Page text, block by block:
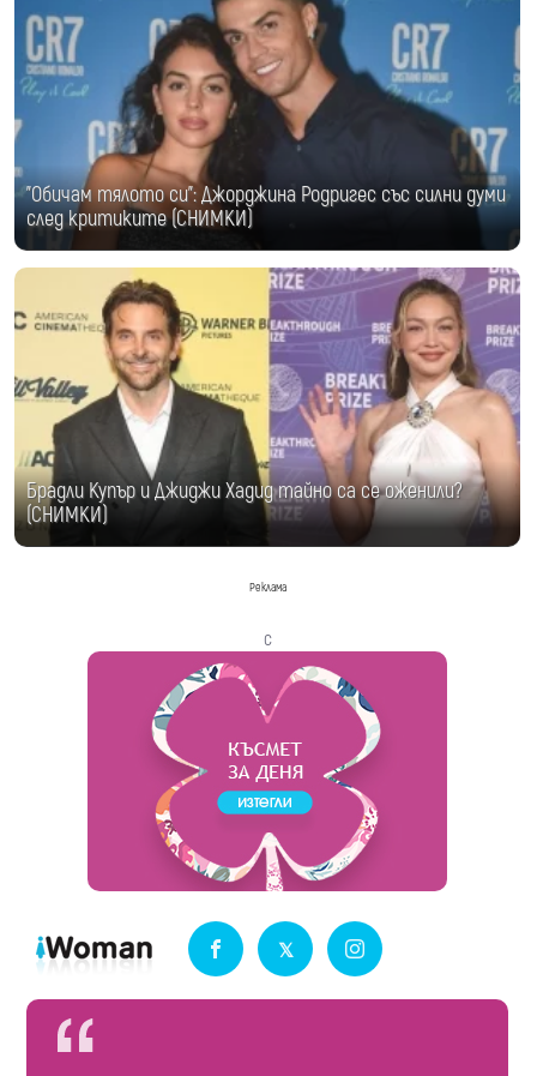
"Обичам тялото си": Джорджина Родригес със силни думи
след критиките (СНИМКИ)
Брадли Купър и Джиджи Хадид тайно са се оженили?
(СНИМКИ)
Реклама
с